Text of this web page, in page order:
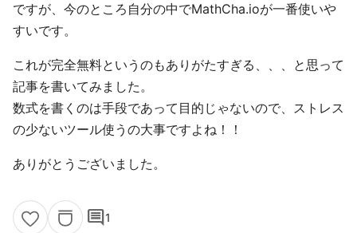
ですが、今のところ自分の中でMathCha.ioが一番使いや
すいです。
これが完全無料というのもありがたすぎる、、、と思って
記事を書いてみました。
数式を書くのは手段であって目的じゃないので、ストレス
の少ないツール使うの大事ですよね！！
ありがとうございました。
comment1